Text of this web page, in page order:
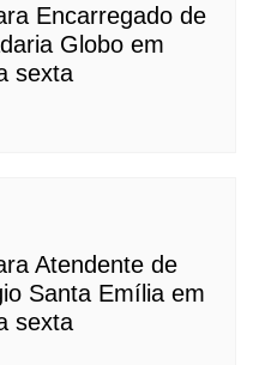
Encarregado de
Globo em
sexta
Atendente de
Santa Emília em
sexta